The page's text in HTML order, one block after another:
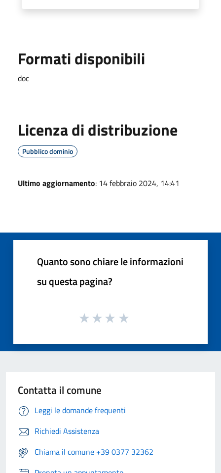
Formati disponibili
doc
Licenza di distribuzione
Pubblico dominio
Ultimo aggiornamento: 14 febbraio 2024, 14:41
Quanto sono chiare le informazioni
su questa pagina?
Contatta il comune
Leggi le domande frequenti
Richiedi Assistenza
Chiama il comune +39 0377 32362